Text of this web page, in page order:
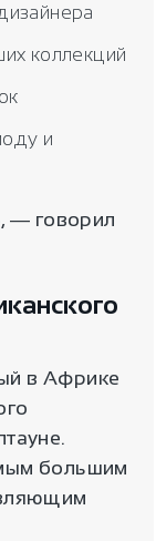
коллекций
и
― говорил
в Африке
большим